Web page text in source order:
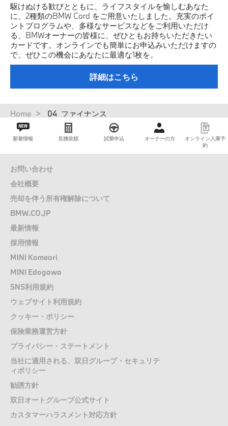
駆けぬける歓びとともに、ライフスタイルを愉しむあなた
に、2種類のBMW Card をご用意いたしました。充実のポイ
ントプログラムや、多様なサービスなどをご利用いただけ
る、BMWオーナーの皆様に、ぜひともお持ちいただきたい
カードです。オンラインでも簡単にお申込みいただけますの
で、ぜひこの機会にあなたに最適な1枚を。
詳細はこちら
パ
ン
ず
Home 04_ファイナンス
新着情報 見積依頼 試乗申込 オーナーの方
オンライン入庫予
約
お問い合わせ
会社概要
売却を伴う所有権解除について
BMW.CO.JP
最新情報
採用情報
MINI Kameari
MINI Edogawa
SNS利用規約
ウェブサイト利用規約
クッキー・ポリシー
保険業務運営方針
プライバシー・ステートメント
当社に適用される、双日グループ・セキュリテ
ィポリシー
勧誘方針
双日オートグループ公式サイト
カスタマーハラスメント対応方針